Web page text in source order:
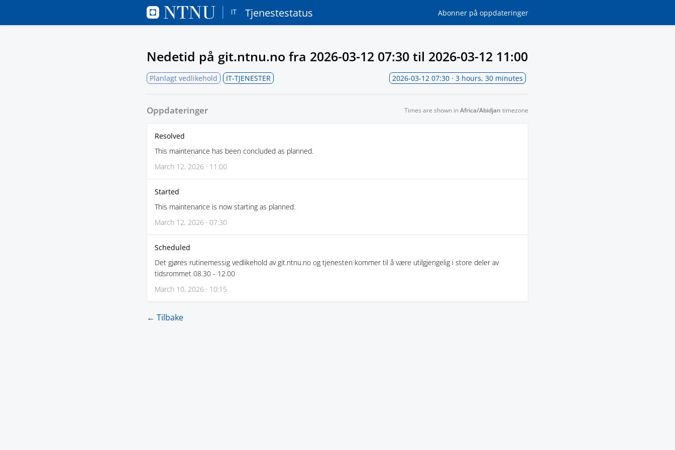
Tjenestestatus Abonner på oppdateringer
Nedetid på git.ntnu.no fra 2026-03-12 07:30 til 2026-03-12 11:00
Planlagt vedlikehold IT-TJENESTER 2026-03-12 07:30 · 3 hours, 30 minutes
Oppdateringer Times are shown inAfrica/Abidjan timezone
Resolved
This maintenance has been concluded as planned.
March 12, 2026 · 11:00
Started
This maintenance is now starting as planned.
March 12, 2026 · 07:30
Scheduled
Det gjøres rutinemessig vedlikehold av git.ntnu.no og tjenesten kommer til å være utilgjengelig i store deler av
tidsrommet 08.30 - 12.00
March 10, 2026 · 10:15
← Tilbake